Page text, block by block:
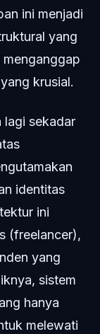
ini menjadi
yang
krusial.
lagi sekadar
identitas
ini
(freelancer),
yang
sistem
hanya
melewati